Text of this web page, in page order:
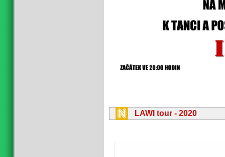
LAWI tour - 2020